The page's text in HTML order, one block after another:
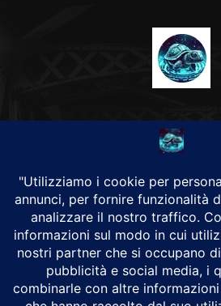
CHI SIAMO
Alground Geopolitica e Cyberwarfare.
Da una idea di Brunilde Trizio
Alground fa parte del Gruppo Trizio
SEGUICI